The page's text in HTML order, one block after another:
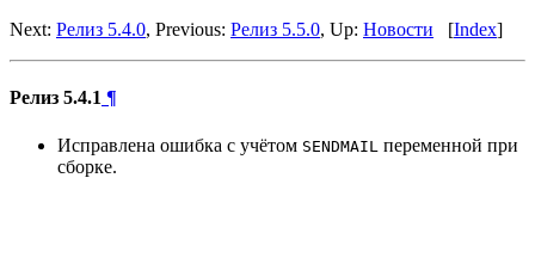
Next: Релиз 5.4.0, Previous: Релиз 5.5.0, Up: Новости [Index]
Релиз 5.4.1 ¶
Исправлена ошибка с учётом SENDMAIL переменной при
сборке.